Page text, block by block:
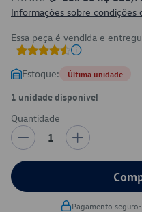
Informações sobre condições
Essa peça é vendida e
Estoque: Última unidade
1 unidade disponível
Quantidade
1
Pagamento seguro•